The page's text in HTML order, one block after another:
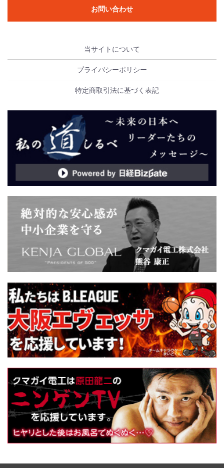
お問い合わせ
当サイトについて
プライバシーポリシー
特定商取引法に基づく表記